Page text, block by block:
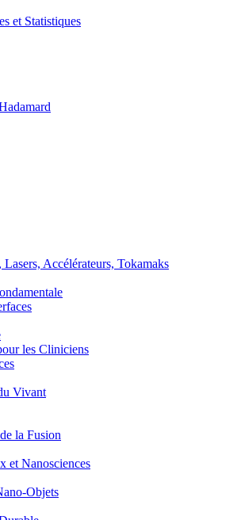
et Statistiques
Accélérateurs, Tokamaks
les Cliniciens
Vivant
la Fusion
Nanosciences
Objets